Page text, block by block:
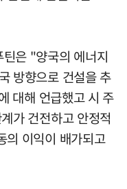
은 "양국의 에너지
방향으로 건설을 추
대해 언급했고 시 주
가 건전하고 안정적
의 이익이 배가되고